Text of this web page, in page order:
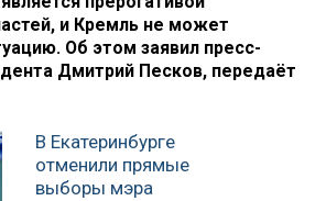
и Кремль не может
Об этом заявил пресс-
Дмитрий Песков, передаёт
В Екатеринбурге
отменили прямые
выборы мэра